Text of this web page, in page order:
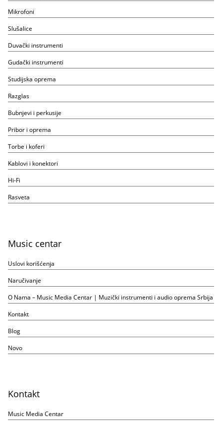
Mikrofoni
Slušalice
Duvački instrumenti
Gudački instrumenti
Studijska oprema
Razglas
Bubnjevi i perkusije
Pribor i oprema
Torbe i koferi
Kablovi i konektori
Hi-Fi
Rasveta
Music centar
Uslovi korišćenja
Naručivanje
O Nama – Music Media Centar | Muzički instrumenti i audio oprema Srbija
Kontakt
Blog
Novo
Kontakt
Music Media Centar